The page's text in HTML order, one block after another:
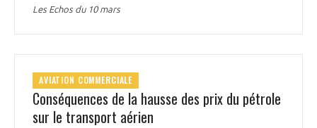
Les Echos du 10 mars
AVIATION COMMERCIALE
Conséquences de la hausse des prix du pétrole
sur le transport aérien